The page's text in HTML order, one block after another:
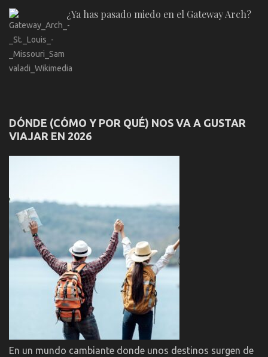
¿Ya has pasado miedo en el Gateway Arch?
DÓNDE (CÓMO Y POR QUÉ) NOS VA A GUSTAR
VIAJAR EN 2026
En un mundo cambiante donde unos destinos surgen de